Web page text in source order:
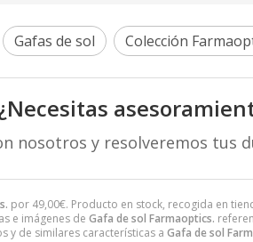
por 49,00€. Producto en stock, recogida en
e imágenes de Gafa de sol Farmaoptics.
y de similares características a Gafa de sol
Gafas de sol Colección
nosotros y resolveremos tus